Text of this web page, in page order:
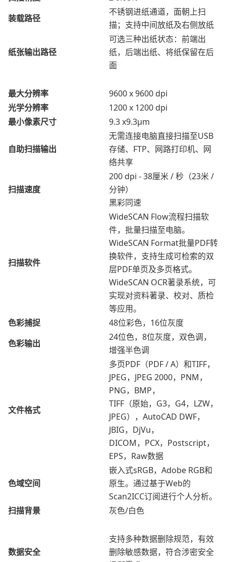
装载路径
不锈钢进纸通道，面朝上扫
描；支持中间放纸及右侧放纸
纸张输出路径
可选三种出纸状态：前端出
纸，后端出纸、将纸保留在后
面
最大分辨率
9600 x 9600 dpi
光学分辨率
1200 x 1200 dpi
最小像素尺寸
9.3 x9.3μm
自助扫描输出
无需连接电脑直接扫描至USB
存储、FTP、网路打印机、网
络共享
扫描速度
200 dpi - 38厘米 / 秒（23米 /
分钟）
黑彩同速
扫描软件
WideSCAN Flow流程扫描软
件，批量扫描至电脑。
WideSCAN Format批量PDF转
换软件，支持生成可检索的双
层PDF单页及多页格式。
WideSCAN OCR著录系统，可
实现对资料著录、校对、质检
等应用。
色彩捕捉
48位彩色，16位灰度
色彩输出
24位色，8位灰度，双色调，
增强半色调
文件格式
多页PDF（PDF / A）和TIFF，
JPEG，JPEG 2000，PNM，
PNG，BMP，
TIFF（原始，G3，G4，LZW，
JPEG），AutoCAD DWF，
JBIG，DjVu，
DICOM，PCX，Postscript，
EPS，Raw数据
色域空间
嵌入式sRGB，Adobe RGB和
原生。通过基于Web的
Scan2ICC订阅进行个人分析。
扫描背景
灰色/白色
数据安全
支持多种数据删除规范，有效
删除敏感数据，符合涉密安全